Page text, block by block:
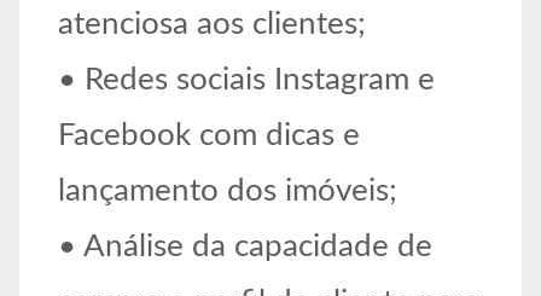
atenciosa aos clientes;
• Redes sociais Instagram e
Facebook com dicas e
lançamento dos imóveis;
• Análise da capacidade de